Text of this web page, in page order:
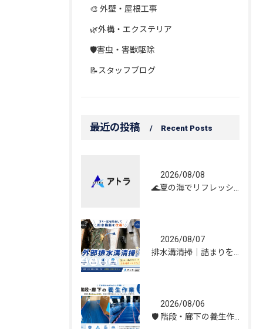
🎨 外壁・屋根工事
🌿外構・エクステリア
🛡️害虫・害獣駆除
📝スタッフブログ
最近の投稿 Recent Posts
2026/08/08
2026/08/07
2026/08/06